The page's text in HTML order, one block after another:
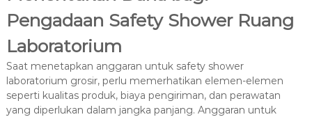
Pengadaan Safety Shower Ruang
Laboratorium
Saat menetapkan anggaran untuk safety shower
laboratorium grosir, perlu memerhatikan elemen-elemen
seperti kualitas produk, biaya pengiriman, dan perawatan
yang diperlukan dalam jangka panjang. Anggaran untuk